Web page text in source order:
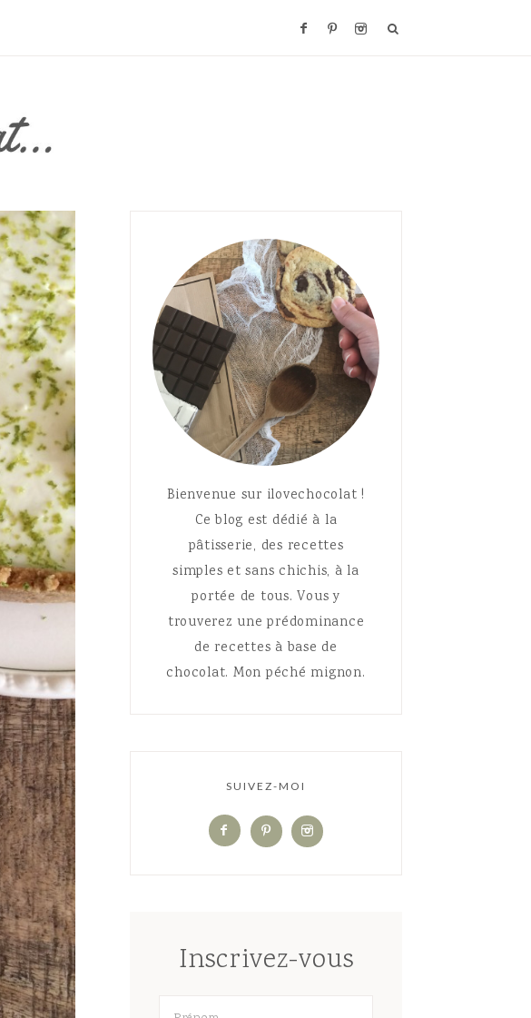
Bienvenue sur ilovechocolat !
Ce blog est dédié à la
pâtisserie, des recettes
simples et sans chichis, à la
portée de tous. Vous y
trouverez une prédominance
de recettes à base de
chocolat. Mon péché mignon.
SUIVEZ-MOI
Inscrivez-vous